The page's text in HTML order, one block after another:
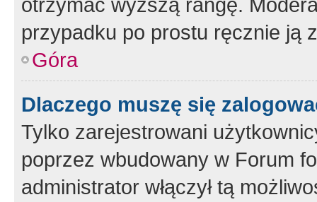
przypadku po prostu ręcznie ją
Góra
Dlaczego muszę się
Tylko zarejestrowani
poprzez wbudowany w Forum
administrator włączył tą